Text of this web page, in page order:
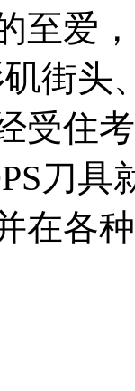
至爱
街
受住
刀
在各